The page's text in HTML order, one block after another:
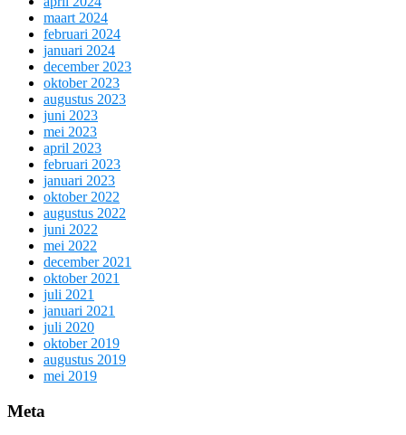
maart 2024
februari 2024
januari 2024
december 2023
oktober 2023
augustus 2023
juni 2023
mei 2023
april 2023
februari 2023
januari 2023
oktober 2022
augustus 2022
juni 2022
mei 2022
december 2021
oktober 2021
juli 2021
januari 2021
juli 2020
oktober 2019
augustus 2019
mei 2019
Meta